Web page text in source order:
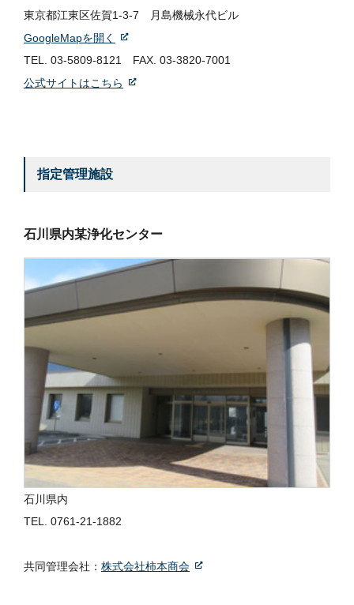
東京都江東区佐賀1-3-7 月島機械永代ビル
GoogleMapを開く
TEL. 03-5809-8121
FAX. 03-3820-7001
公式サイトはこちら
指定管理施設
石川県内某浄化センター
石川県内
TEL. 0761-21-1882
共同管理会社： 株式会社柿本商会